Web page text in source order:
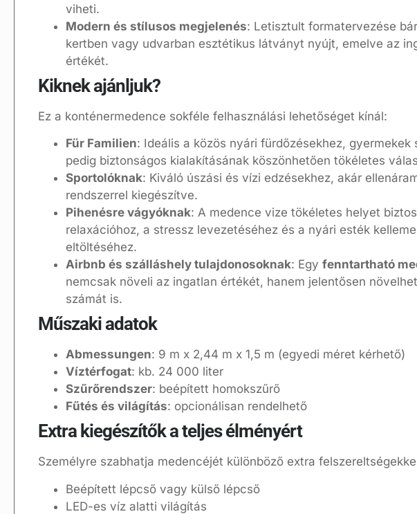
viheti.
Modern és stílusos megjelenés: Letisztult formatervezése
kertben vagy udvarban esztétikus látványt nyújt, emelve az
értékét.
Kiknek ajánljuk?
Ez a konténermedence sokféle felhasználási lehetőséget kínál:
Für Familien: Ideális a közös nyári fürdőzésekhez, gyermekek
pedig biztonságos kialakításának köszönhetően tökéletes
Sportolóknak: Kiváló úszási és vízi edzésekhez, akár
rendszerrel kiegészítve.
Pihenésre vágyóknak: A medence vize tökéletes helyet
relaxációhoz, a stressz levezetéséhez és a nyári esték
eltöltéséhez.
Airbnb és szálláshely tulajdonosoknak: Egy fenntartható
nemcsak növeli az ingatlan értékét, hanem jelentősen
számát is.
Műszaki adatok
Abmessungen: 9 m x 2,44 m x 1,5 m (egyedi méret kérhető)
Víztérfogat: kb. 24 000 liter
Szűrőrendszer: beépített homokszűrő
Fűtés és világítás: opcionálisan rendelhető
Extra kiegészítők a teljes élményért
Személyre szabhatja medencéjét különböző extra
Beépített lépcső vagy külső lépcső
LED-es víz alatti világítás